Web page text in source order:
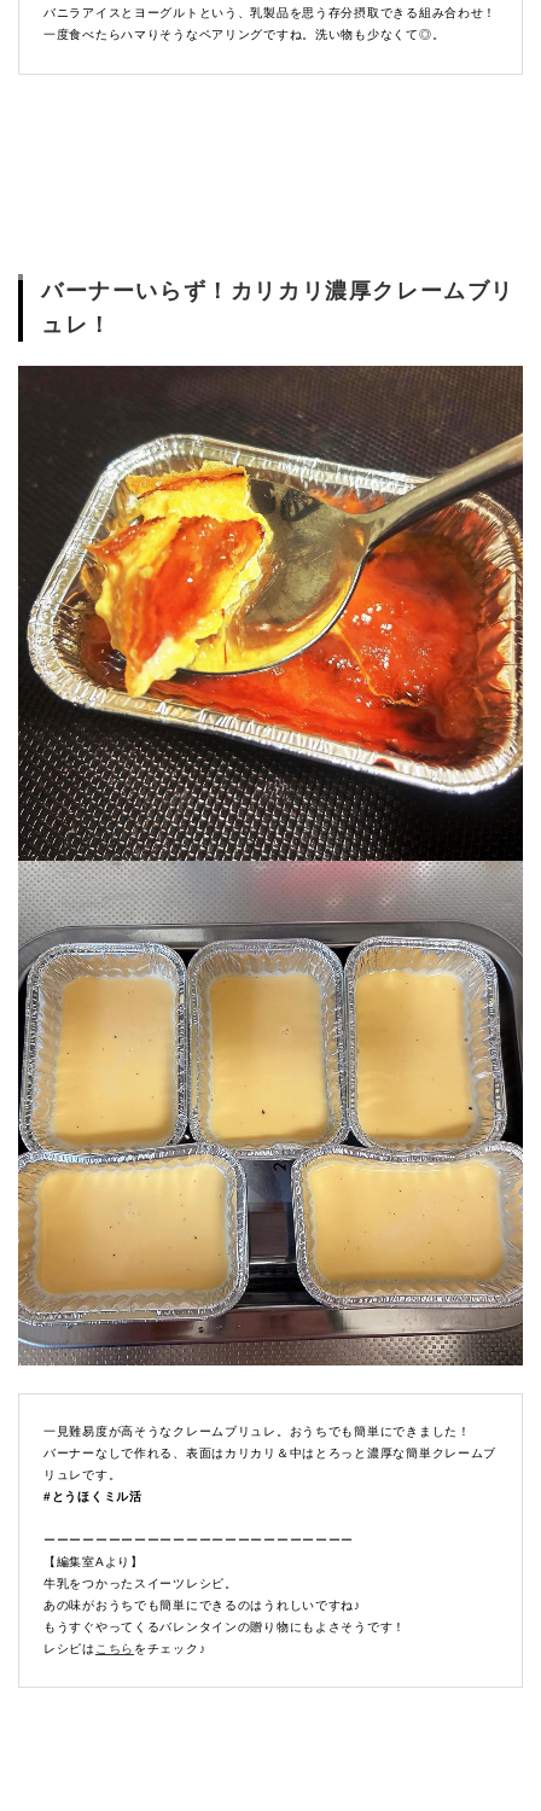
バニラアイスとヨーグルトという、乳製品を思う存分摂取できる組み合わせ！
一度食べたらハマりそうなペアリングですね。洗い物も少なくて◎。
バーナーいらず！カリカリ濃厚クレームブリ
ュレ！
一見難易度が高そうなクレームブリュレ。おうちでも簡単にできました！
バーナーなしで作れる、表面はカリカリ＆中はとろっと濃厚な簡単クレームブ
リュレです。
#とうほくミル活
ーーーーーーーーーーーーーーーーーーーーーーーー
【編集室Aより】
牛乳をつかったスイーツレシピ。
あの味がおうちでも簡単にできるのはうれしいですね♪
もうすぐやってくるバレンタインの贈り物にもよさそうです！
レシピは こちら をチェック♪